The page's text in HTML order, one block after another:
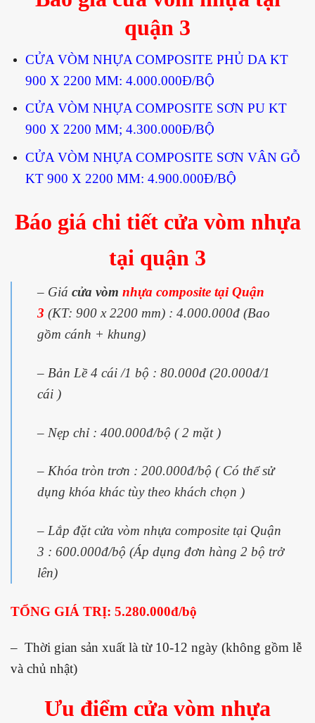
quận 3
CỬA VÒM NHỰA COMPOSITE PHỦ DA KT
900 X 2200 MM: 4.000.000Đ/BỘ
CỬA VÒM NHỰA COMPOSITE SƠN PU KT
900 X 2200 MM; 4.300.000Đ/BỘ
CỬA VÒM NHỰA COMPOSITE SƠN VÂN GỖ
KT 900 X 2200 MM: 4.900.000Đ/BỘ
Báo giá chi tiết cửa vòm nhựa
tại quận 3
– Giá cửa vòm nhựa composite tại Quận
3 (KT: 900 x 2200 mm) : 4.000.000đ (Bao
gồm cánh + khung)
– Bản Lề 4 cái /1 bộ : 80.000đ (20.000đ/1
cái )
– Nẹp chỉ : 400.000đ/bộ ( 2 mặt )
– Khóa tròn trơn : 200.000đ/bộ ( Có thể sử
dụng khóa khác tùy theo khách chọn )
– Lắp đặt cửa vòm nhựa composite tại Quận
3 : 600.000đ/bộ (Áp dụng đơn hàng 2 bộ trở
lên)
TỔNG GIÁ TRỊ: 5.280.000đ/bộ
– Thời gian sản xuất là từ 10-12 ngày (không gồm lễ
và chủ nhật)
Ưu điểm cửa vòm nhựa